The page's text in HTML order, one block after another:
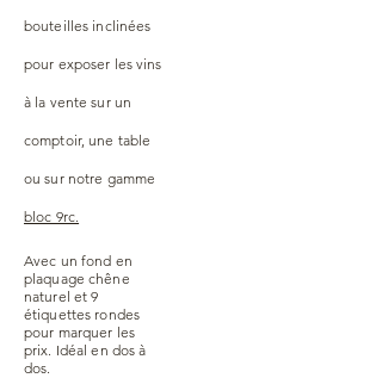
bouteilles inclinées
pour exposer les vins
à la vente sur un
comptoir, une table
ou sur notre gamme
bloc 9rc.
Avec un fond en
plaquage chêne
naturel et 9
étiquettes rondes
pour marquer les
prix. Idéal en dos à
dos.